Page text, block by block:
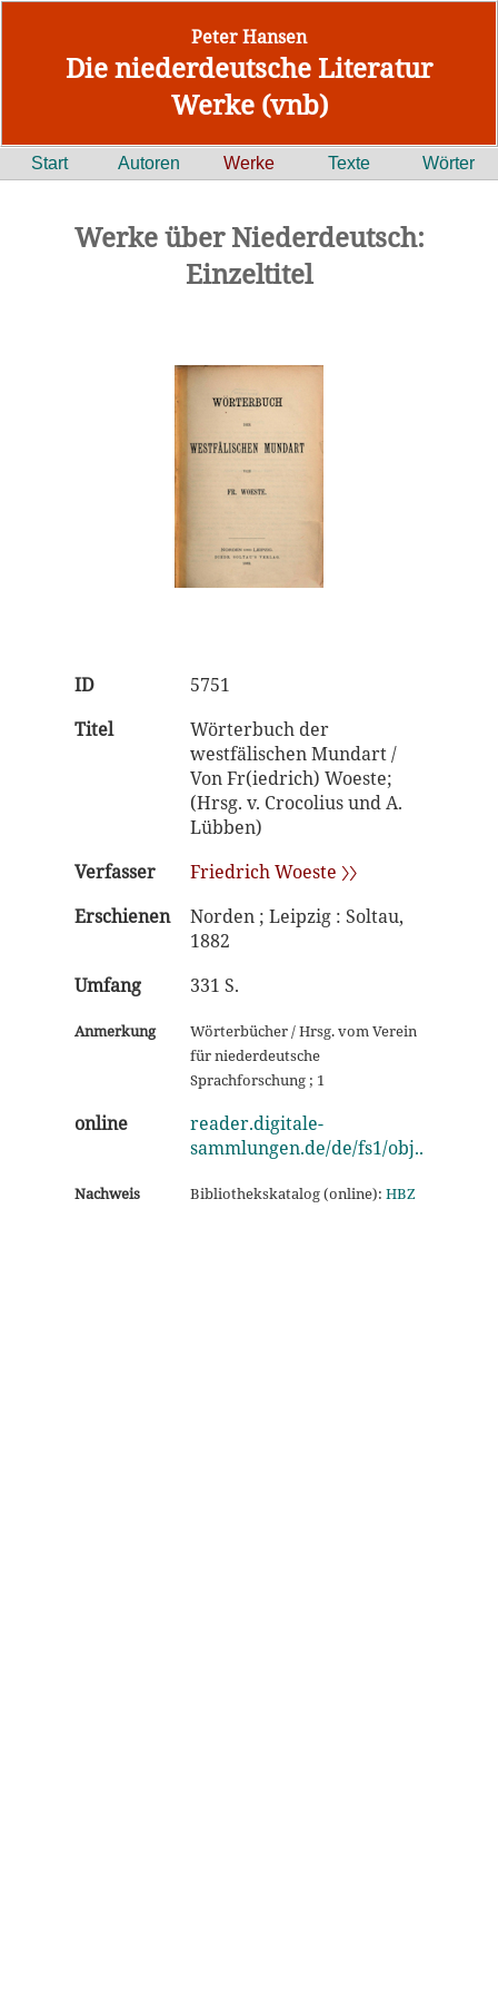
Peter Hansen
Die niederdeutsche Literatur
Werke (vnb)
Start Autoren Werke Texte Wörter
Werke über Niederdeutsch:
Einzeltitel
ID
5751
Titel
Wörterbuch der
westfälischen Mundart /
Von Fr(iedrich) Woeste;
(Hrsg. v. Crocolius und A.
Lübben)
Verfasser
Friedrich Woeste 〉〉
Erschienen
Norden ; Leipzig : Soltau,
1882
Umfang
331 S.
Anmerkung
Wörterbücher / Hrsg. vom Verein
für niederdeutsche
Sprachforschung ; 1
online
reader.digitale-
sammlungen.de/de/fs1/obj..
Nachweis Bibliothekskatalog (online): HBZ